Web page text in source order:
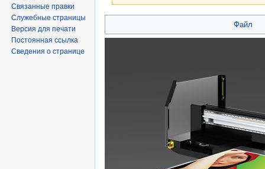
к
к
Файл
Связанные правки
Служебные страницы
Версия для печати
Постоянная ссылка
Сведения о странице